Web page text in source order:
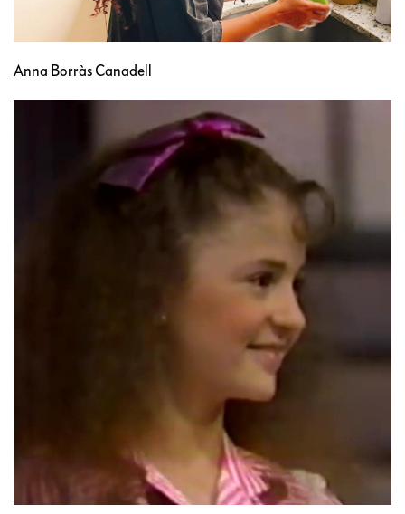
Anna Borràs Canadell